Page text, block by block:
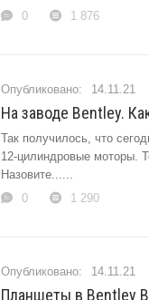
0
1 876
14.11.21
На заводе Bentley.
Так получилось, что
12-цилиндровые моторы.
Назовите......
0
1 290
14.11.21
Планшеты в Bentley